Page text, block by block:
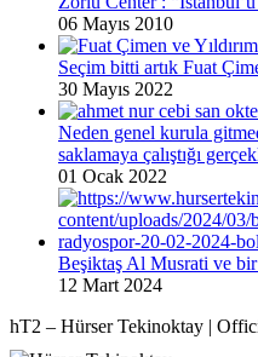
06 Mayıs 2010
Seçim bitti artık Fuat
30 Mayıs 2022
Neden genel kurula
saklamaya çalıştığı
01 Ocak 2022
Beşiktaş Al Musrati ve bir
12 Mart 2024
hT2 – Hürser Tekinoktay |